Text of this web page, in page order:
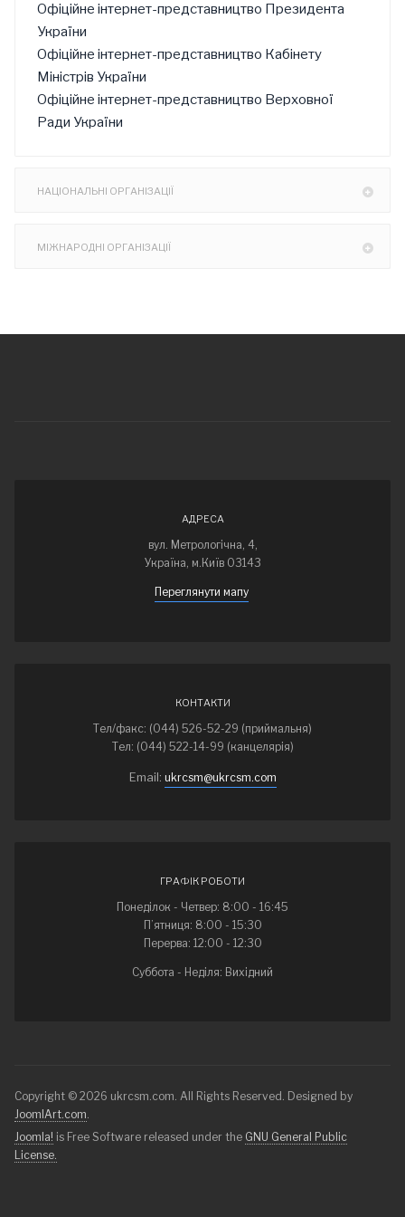
Офіційне інтернет-представництво Президента
України
Офіційне інтернет-представництво Кабінету
Міністрів України
Офіційне інтернет-представництво Верховної
Ради України
НАЦІОНАЛЬНІ ОРГАНІЗАЦІЇ
МІЖНАРОДНІ ОРГАНІЗАЦІЇ
АДРЕСА
вул. Метрологічна, 4,
Україна, м.Київ 03143
Переглянути мапу
КОНТАКТИ
Тел/факс: (044) 526-52-29 (приймальня)
Тел: (044) 522-14-99 (канцелярія)
Email: ukrcsm@ukrcsm.com
ГРАФІК РОБОТИ
Понеділок - Четвер: 8:00 - 16:45
П’ятниця: 8:00 - 15:30
Перерва: 12:00 - 12:30
Суббота - Неділя: Вихідний
Copyright © 2026 ukrcsm.com. All Rights Reserved. Designed by
JoomlArt.com.
Joomla! is Free Software released under the GNU General Public
License.